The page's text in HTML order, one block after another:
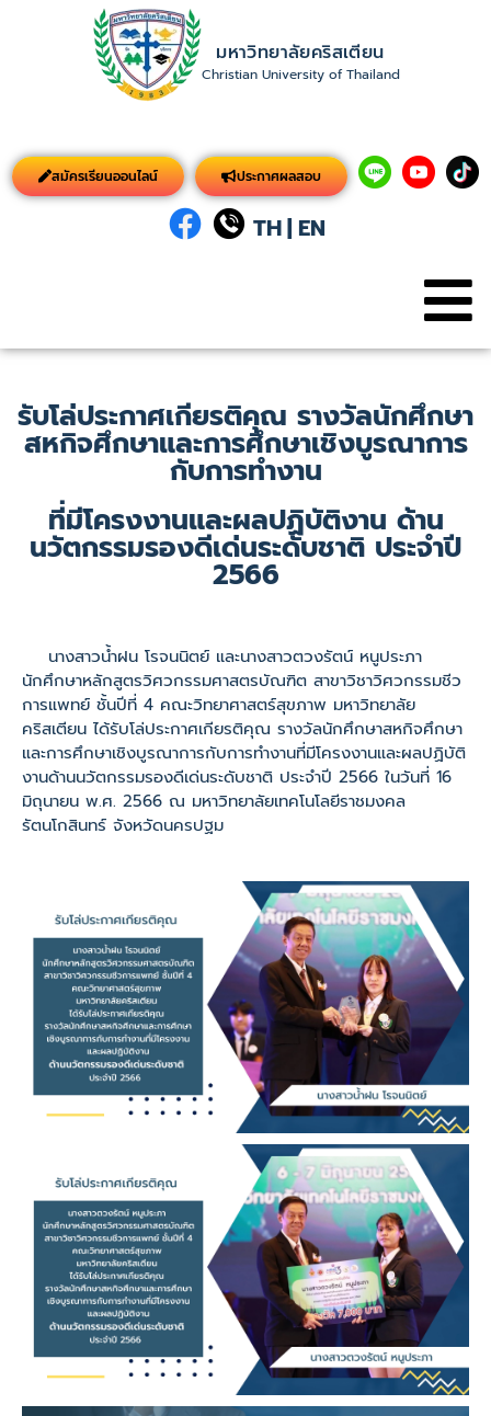
มหาวิทยาลัยคริสเตียน
Christian University of Thailand
สมัครเรียนออนไลน์ ประกาศผลสอบ
TH| EN
รับโล่ประกาศเกียรติคุณ รางวัลนักศึกษา
สหกิจศึกษาและการศึกษาเชิงบูรณาการ
กับการทำงาน
ที่มีโครงงานและผลปฏิบัติงาน ด้าน
นวัตกรรมรองดีเด่นระดับชาติ ประจำปี
2566
นางสาวน้ำฝน โรจนนิตย์ และนางสาวตวงรัตน์ หนูประภา
นักศึกษาหลักสูตรวิศวกรรมศาสตรบัณฑิต สาขาวิชาวิศวกรรมชีว
การแพทย์ ชั้นปีที่ 4 คณะวิทยาศาสตร์สุขภาพ มหาวิทยาลัย
คริสเตียน ได้รับโล่ประกาศเกียรติคุณ รางวัลนักศึกษาสหกิจศึกษา
และการศึกษาเชิงบูรณาการกับการทำงานที่มีโครงงานและผลปฏิบัติ
งานด้านนวัตกรรมรองดีเด่นระดับชาติ ประจำปี 2566 ในวันที่ 16
มิถุนายน พ.ศ. 2566 ณ มหาวิทยาลัยเทคโนโลยีราชมงคล
รัตนโกสินทร์ จังหวัดนครปฐม